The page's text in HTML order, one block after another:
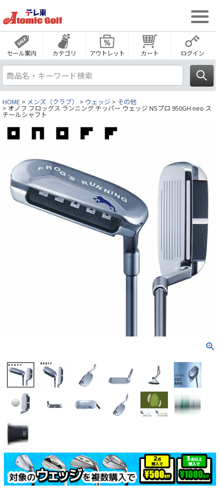
セール案内 カテゴリ アウトレット カート ログイン
HOME メンズ（クラブ） ウェッジ その他
オノフ フロッグス ランニング チッパー ウェッジ NSプロ 950GH neo ス
チールシャフト